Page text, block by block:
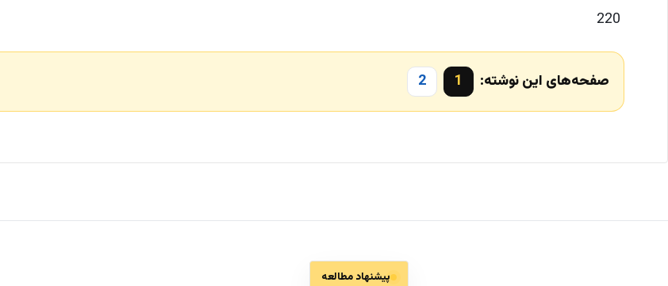
220
صفحه‌های این نوشته: 1
2
پیشنهاد مطالعه